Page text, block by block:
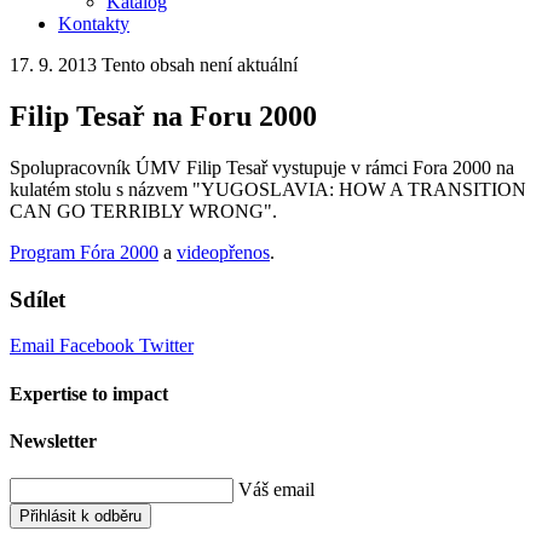
Kontakty
17. 9. 2013 Tento obsah není aktuální
Filip Tesař na Foru 2000
Spolupracovník ÚMV Filip Tesař vystupuje v rámci Fora 2000 na
kulatém stolu s názvem "YUGOSLAVIA: HOW A TRANSITION
CAN GO TERRIBLY WRONG".
Program Fóra 2000 a videopřenos.
Sdílet
Email Facebook Twitter
Expertise to impact
Newsletter
Váš email
Přihlásit k odběru